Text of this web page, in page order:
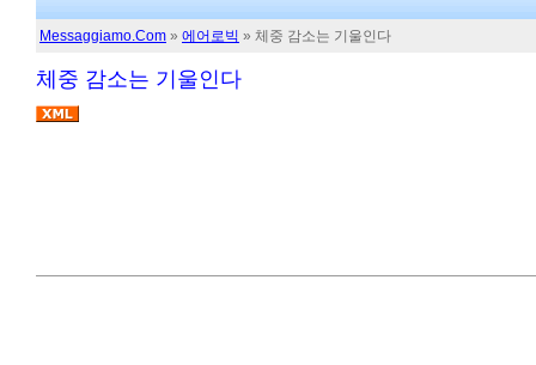
Messaggiamo.Com » 에어로빅 » 체중 감소는 기울인다
체중 감소는 기울인다